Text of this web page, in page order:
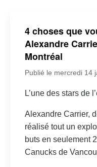
4 choses que
Alexandre
Montréal
Publié le mercredi 14
L’une des stars de
Alexandre Carrier,
réalisé tout un
buts en seulement
Canucks de